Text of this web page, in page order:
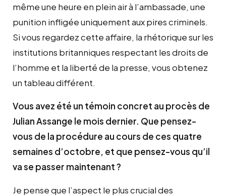
même une heure en plein air à l’ambassade, une
punition infligée uniquement aux pires criminels.
Si vous regardez cette affaire, la rhétorique sur les
institutions britanniques respectant les droits de
l’homme et la liberté de la presse, vous obtenez
un tableau différent.
Vous avez été un témoin concret au procès de
Julian Assange le mois dernier. Que pensez-
vous de la procédure au cours de ces quatre
semaines d’octobre, et que pensez-vous qu’il
va se passer maintenant ?
Je pense que l’aspect le plus crucial des